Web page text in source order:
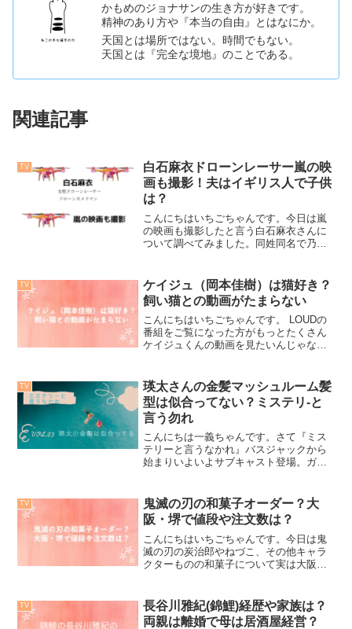
かもめのジョナサンの生き方が好きです。
精神のあり方や『本当の自由』とはなにか。
天国とは場所ではない。時間でもない。
天国とは『完全な境地』のことである。
関連記事
TV
白石麻衣ドローンレーサー嵐の映
画も撮影！夫はイギリス人で子供
は？
こんにちはいちごちゃんです。今日は嵐
の映画も撮影したと言う白石麻衣さんに
ついて調べてみました。同姓同名で乃木
白石麻衣さんってどんなかた？白石麻衣
さんが嵐の映画の撮影も...
TV
ケイジュ（岡本佳樹）は猫好き？
飼い猫との動画がたまらない
こんにちはいちごちゃんです。 LOUDの
番組をご覧になった方がもっとたくさん
ケイジュくんの動画を見たいんじゃない
見れるケイジュくん第一ラウンドの自己
紹介・歌の動画ケイジ...
TV
瑛太さんの金髪マッシュルーム髪
型は似合ってない？ミステリ-と
言う勿れ
こんにちは一義ちゃんです。さて『ミス
テリーと言うなかれ』バスジャックから
始まりいよいよサブキャスト登場。ガロ
の設定どうり金髪直毛の超絶美男子とい
う設定です。 ミステリー...
TV
鬼滅の刃の和菓子オーダー？大
阪・堺で値段や注文数は？
こんにちはいちごちゃんです。今日は鬼
滅の刃の炭治郎やねづこ、その他キャラ
クターものの和菓子について実は大阪・
よ。もしご興味おありの方はこちらのほ
うに連絡して相談してみて...
TV
長谷川雅紀(錦鯉)経歴や家族は？
両親は離婚で母は居酒屋経営？